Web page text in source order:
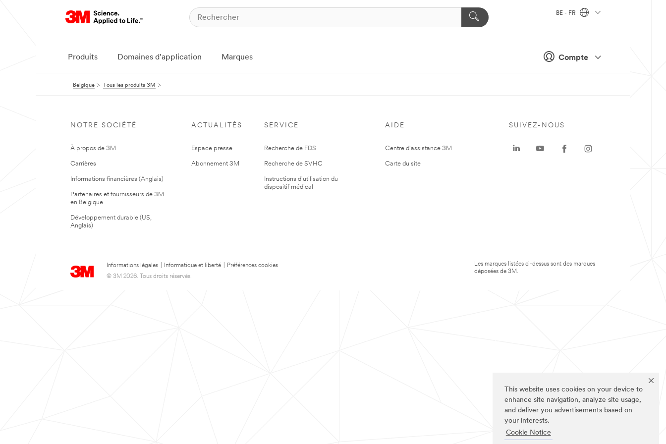
This website uses cookies on your device to
enhance site navigation, analyze site usage,
and deliver you advertisements based on
your interests.
Cookie Notice
Compte
BE - FR
Produits Domaines d'application Marques
Belgique Tous les produits 3M
NOTRE SOCIÉTÉ
À propos de 3M
Carrières
Informations financières (Anglais)
Partenaires et fournisseurs de 3M
en Belgique
Développement durable (US,
Anglais)
ACTUALITÉS
Espace presse
Abonnement 3M
SERVICE
Recherche de FDS
Recherche de SVHC
Instructions d'utilisation du
dispositif médical
AIDE
Centre d'assistance 3M
Carte du site
Informations légales Informatique et liberté
Préférences cookies
© 3M 2026. Tous droits réservés.
SUIVEZ-NOUS
Les marques listées ci-dessus sont des marques
déposées de 3M.